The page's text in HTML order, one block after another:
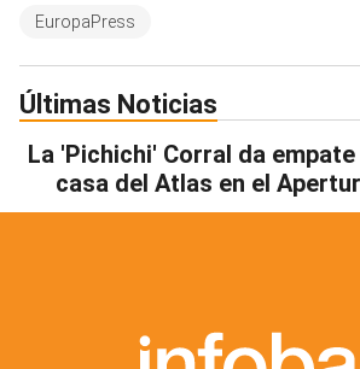
EuropaPress
Últimas Noticias
La 'Pichichi' Corral da
casa del Atlas en el